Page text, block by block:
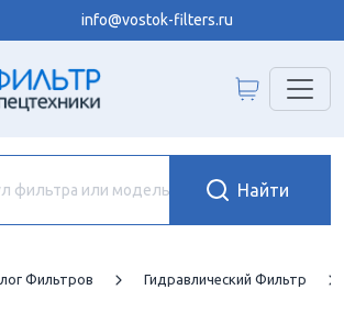
info@vostok-filters.ru
Фильтров Гидравлический Фильтр